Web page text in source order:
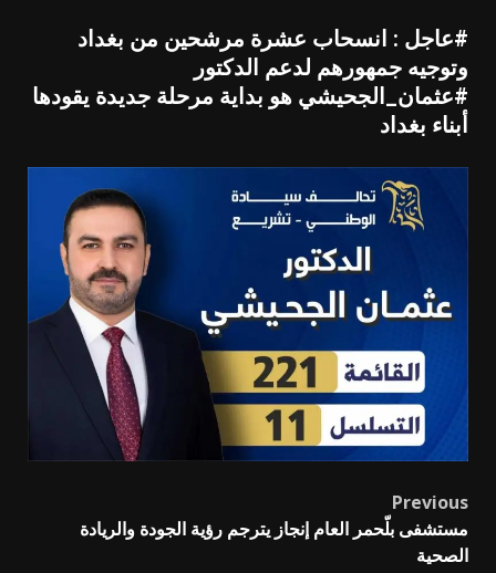
#عاجل : انسحاب عشرة مرشحين من بغداد
وتوجيه جمهورهم لدعم الدكتور
#عثمان_الجحيشي هو بداية مرحلة جديدة يقودها
أبناء بغداد
Post
navigation
Previous
مستشفى بلّحمر العام إنجاز يترجم رؤية الجودة والريادة
الصحية